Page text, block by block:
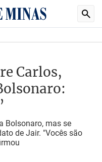
Carlos,
Bolsonaro, mas se
de Jair. "Vocês são